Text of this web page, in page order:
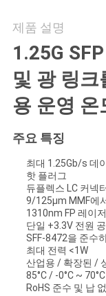
스
인
용
문
제품 설명
1.25G
및 광 링
용 운영
주요 특징
최대 1.25Gb/s 데
핫 플러그
듀플렉스 LC 커넥
9/125μm MMF에
1310nm FP 레이
단일 +3.3V 전원
SFF-8472을 준수
최대 전력 <1W
산업용 / 확장된 /
85°C / -0°C ~
RoHS 준수 및 납